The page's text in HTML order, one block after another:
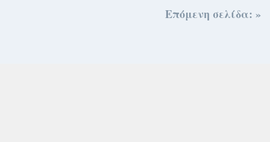
Επόμενη σελίδα: »